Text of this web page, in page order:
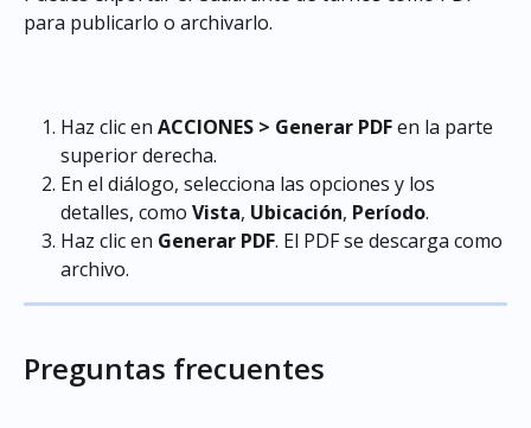
para publicarlo o archivarlo.
Haz clic en ACCIONES > Generar PDF en la parte
superior derecha.
En el diálogo, selecciona las opciones y los
detalles, como Vista, Ubicación, Período.
Haz clic en Generar PDF. El PDF se descarga como
archivo.
Preguntas frecuentes